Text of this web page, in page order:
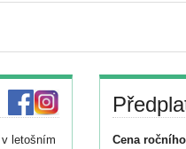
letošním
Cena